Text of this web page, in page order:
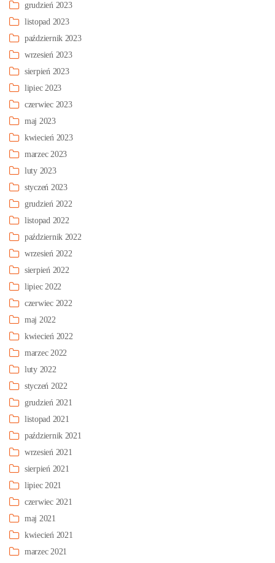
grudzień 2023
listopad 2023
październik 2023
wrzesień 2023
sierpień 2023
lipiec 2023
czerwiec 2023
maj 2023
kwiecień 2023
marzec 2023
luty 2023
styczeń 2023
grudzień 2022
listopad 2022
październik 2022
wrzesień 2022
sierpień 2022
lipiec 2022
czerwiec 2022
maj 2022
kwiecień 2022
marzec 2022
luty 2022
styczeń 2022
grudzień 2021
listopad 2021
październik 2021
wrzesień 2021
sierpień 2021
lipiec 2021
czerwiec 2021
maj 2021
kwiecień 2021
marzec 2021